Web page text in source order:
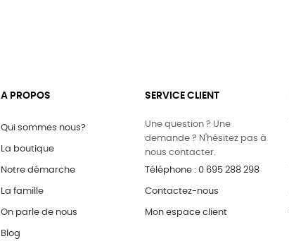
A PROPOS
Qui sommes nous?
La boutique
Notre démarche
La famille
On parle de nous
Blog
SERVICE CLIENT
Une question ? Une
demande ? N'hésitez pas à
nous contacter.
Téléphone : 0 695 288 298
Contactez-nous
Mon espace client